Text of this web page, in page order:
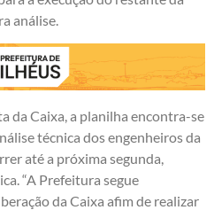
análise.
da Caixa, a planilha encontra-se
técnica dos engenheiros da
até a próxima segunda,
“A Prefeitura segue
da Caixa afim de realizar